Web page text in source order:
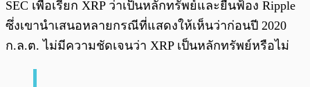
SEC เพื่อเรียก XRP ว่าเป็นหลักทรัพย์และยื่นฟ้อง Ripple
ซึ่งเขานำเสนอหลายกรณีที่แสดงให้เห็นว่าก่อนปี 2020
ก.ล.ต. ไม่มีความชัดเจนว่า XRP เป็นหลักทรัพย์หรือไม่